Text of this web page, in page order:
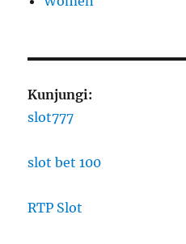
Kunjungi:
slot777
slot bet 100
RTP Slot